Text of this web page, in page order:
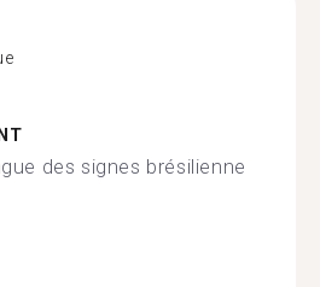
des signes brésilienne